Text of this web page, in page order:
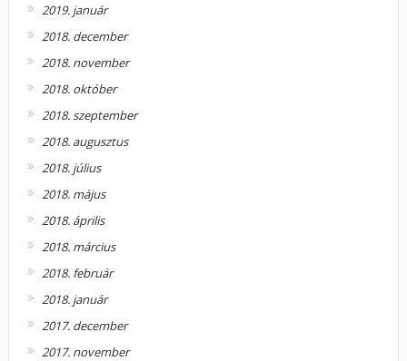
2019. január
2018. december
2018. november
2018. október
2018. szeptember
2018. augusztus
2018. július
2018. május
2018. április
2018. március
2018. február
2018. január
2017. december
2017. november